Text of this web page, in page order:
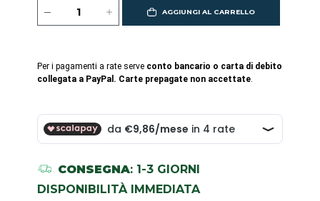
AGGIUNGI AL CARRELLO
Per i pagamenti a rate serve conto bancario o carta di debito
collegata a PayPal. Carte prepagate non accettate.
CONSEGNA: 1-3 GIORNI
DISPONIBILITÀ IMMEDIATA